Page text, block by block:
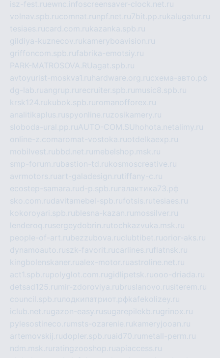
isz-fest.ruewnc.infoscreensaver-clock.net.ru
volnav.spb.rucomnat.ru npf.net.ru 7bit.pp.rukalugatur.ru
tesiaes.rucard.com.rukazanka.spb.ru
gildiya-kuznecov.rukameryboavision.ru
griffoncom.spb.rufabrika-emotsiy.ru
PARK-MATROSOVA.RUagat.spb.ru
avtoyurist-moskva1.ru hardware.org.ruсхема-авто.рф
dg-lab.ruangrup.ru recruiter.spb.ru music8.spb.ru
krsk124.rukubok.spb.ru romanofforex.ru
analitikaplus.ruspyonline.ruzosikamery.ru
sloboda-ural.pp.ruAUTO-COM.SU hohota.net alimy.ru
online-z.comaromat-vostoka.ruotdelkaexp.ru
mobilvest.rubbd.net.ru mebelshop.msk.ru
smp-forum.rubastion-td.rukosmoscreative.ru
avrmotors.ruart-galadesign.rutiffany-c.ru
ecostep-samara.rud-p.spb.ru галактика73.рф
sko.com.rudavitamebel-spb.rufotsis.rutesiaes.ru
kokoroyari.spb.rublesna-kazan.ru mossilver.ru
lenderoq.rusergeydobrin.rutochkazvuka.msk.ru
people-of-art.rubezzubova.ruclubtibet.ruorior-aks.ru
dynamoauto.ruszk-favorit.rucarlines.ruflatnsk.ru
kingbolenskaner.rualex-motor.ruastroline.net.ru
act1.spb.rupolyglot.com.rugidlipetsk.ruooo-driada.ru
detsad125.ru mir-zdoroviya.rubruslanovo.rusiterem.ru
council.spb.ruлодкипатриот.рфkafekolizey.ru
iclub.net.rugazon-easy.rusugarepilekb.rugrinox.ru
pylesostineco.ru msts-ozarenie.rukameryjooan.ru
artemovskij.rudopler.spb.ruaid70.ru metall-perm.ru
ndm.msk.ru ratingzooshop.ruapiaccess.ru